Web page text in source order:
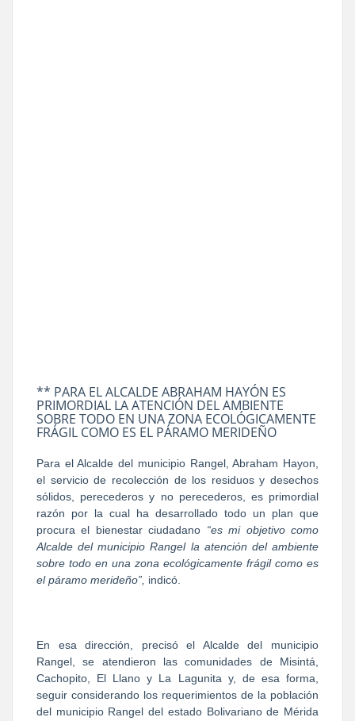
** PARA EL ALCALDE ABRAHAM HAYÓN ES
PRIMORDIAL LA ATENCIÓN DEL AMBIENTE
SOBRE TODO EN UNA ZONA ECOLÓGICAMENTE
FRÁGIL COMO ES EL PÁRAMO MERIDEÑO
Para el Alcalde del municipio Rangel, Abraham Hayon,
el servicio de recolección de los residuos y desechos
sólidos, perecederos y no perecederos, es primordial
razón por la cual ha desarrollado todo un plan que
procura el bienestar ciudadano “es mi objetivo como
Alcalde del municipio Rangel la atención del ambiente
sobre todo en una zona ecológicamente frágil como es
el páramo merideño”, indicó.
En esa dirección, precisó el Alcalde del municipio
Rangel, se atendieron las comunidades de Misintá,
Cachopito, El Llano y La Lagunita y, de esa forma,
seguir considerando los requerimientos de la población
del municipio Rangel del estado Bolivariano de Mérida